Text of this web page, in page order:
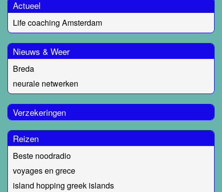
Actueel
Life coaching Amsterdam
Nieuws & Weer
Breda
neurale netwerken
Verzekeringen
Reizen
Beste noodradio
voyages en grece
island hopping greek islands